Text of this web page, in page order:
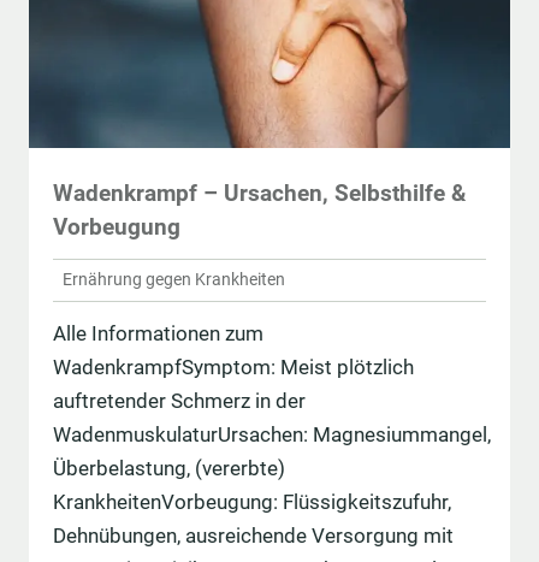
Wadenkrampf – Ursachen, Selbsthilfe &
Vorbeugung
Ernährung gegen Krankheiten
Alle Informationen zum
WadenkrampfSymptom: Meist plötzlich
auftretender Schmerz in der
WadenmuskulaturUrsachen: Magnesiummangel,
Überbelastung, (vererbte)
KrankheitenVorbeugung: Flüssigkeitszufuhr,
Dehnübungen, ausreichende Versorgung mit